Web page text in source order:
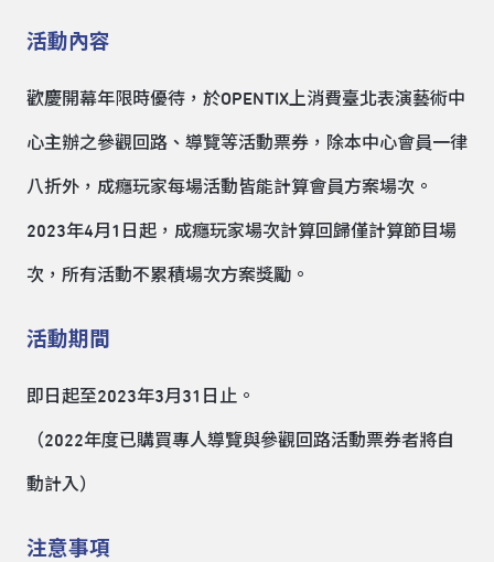
活動內容
歡慶開幕年限時優待，於OPENTIX上消費臺北表演藝術中
心主辦之參觀回路、導覽等活動票券，除本中心會員一律
八折外，成癮玩家每場活動皆能計算會員方案場次。
2023年4月1日起，成癮玩家場次計算回歸僅計算節目場
次，所有活動不累積場次方案獎勵。
活動期間
即日起至2023年3月31日止。
（2022年度已購買專人導覽與參觀回路活動票券者將自
動計入）
注意事項